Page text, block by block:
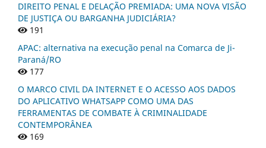
DIREITO PENAL E DELAÇÃO PREMIADA: UMA NOVA VISÃO
DE JUSTIÇA OU BARGANHA JUDICIÁRIA?
191
APAC: alternativa na execução penal na Comarca de Ji-
Paraná/RO
177
O MARCO CIVIL DA INTERNET E O ACESSO AOS DADOS
DO APLICATIVO WHATSAPP COMO UMA DAS
FERRAMENTAS DE COMBATE À CRIMINALIDADE
CONTEMPORÂNEA
169